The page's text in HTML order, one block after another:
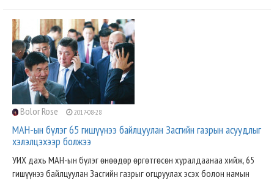
Bolor Rose 2017-08-28
МАН-ын бүлэг 65 гишүүнээ байлцуулан Засгийн газрын асуудлыг
хэлэлцэхээр болжээ
УИХ дахь МАН-ын бүлэг өнөөдөр өргөтгөсөн хуралдаанаа хийж, 65
гишүүнээ байлцуулан Засгийн газрыг огцруулах эсэх болон намын